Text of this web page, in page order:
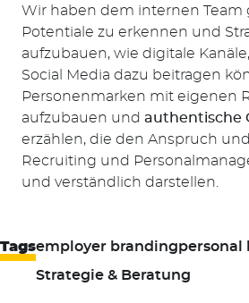
Wir haben dem internen Team
Potentiale zu erkennen und
aufzubauen, wie digitale
Social Media dazu beitragen
Personenmarken mit eigenen
aufzubauen und authentische
erzählen, die den Anspruch
Recruiting und
und verständlich darstellen.
Tagsemployer brandingpersonal
Strategie & Beratung